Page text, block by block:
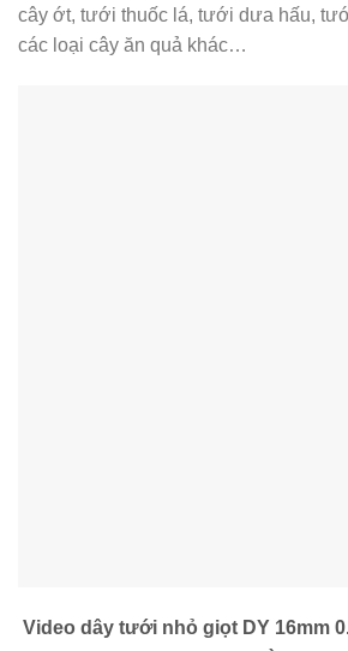
cây ớt, tưới thuốc lá, tưới dưa hấu,
các loại cây ăn quả khác…
Video dây tưới nhỏ giọt DY 16mm